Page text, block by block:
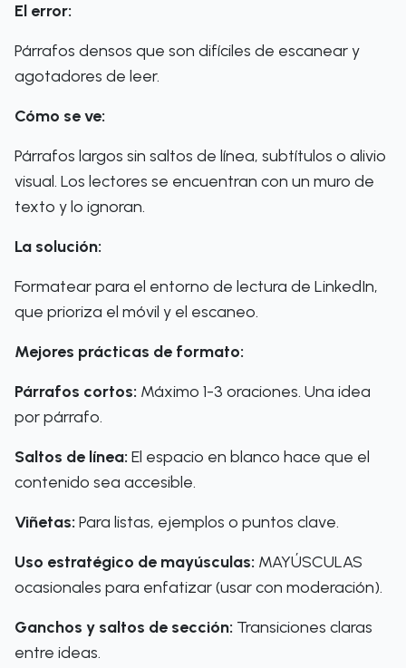
El error:
Párrafos densos que son difíciles de escanear y
agotadores de leer.
Cómo se ve:
Párrafos largos sin saltos de línea, subtítulos o alivio
visual. Los lectores se encuentran con un muro de
texto y lo ignoran.
La solución:
Formatear para el entorno de lectura de LinkedIn,
que prioriza el móvil y el escaneo.
Mejores prácticas de formato:
Párrafos cortos: Máximo 1-3 oraciones. Una idea
por párrafo.
Saltos de línea: El espacio en blanco hace que el
contenido sea accesible.
Viñetas: Para listas, ejemplos o puntos clave.
Uso estratégico de mayúsculas: MAYÚSCULAS
ocasionales para enfatizar (usar con moderación).
Ganchos y saltos de sección: Transiciones claras
entre ideas.